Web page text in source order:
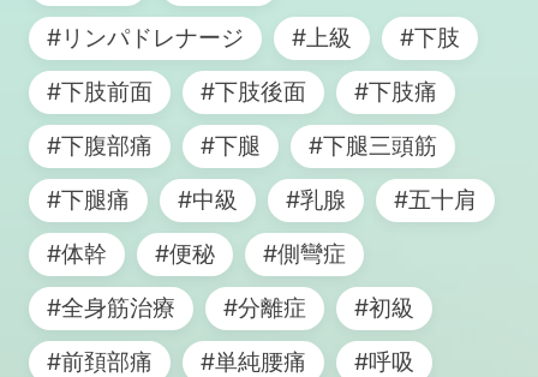
#リンパドレナージ
#上級
#下肢
#下肢前面
#下肢後面
#下肢痛
#下腹部痛
#下腿
#下腿三頭筋
#下腿痛
#中級 #乳腺
#五十肩
#体幹
#便秘
#側彎症
#全身筋治療
#分離症
#初級
#前頚部痛
#単純腰痛
#呼吸